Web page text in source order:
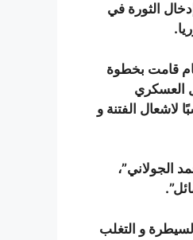
الثورة في
قامت بخطوة
العسكري
الفتنة و
الجولاني”،
و التغلب